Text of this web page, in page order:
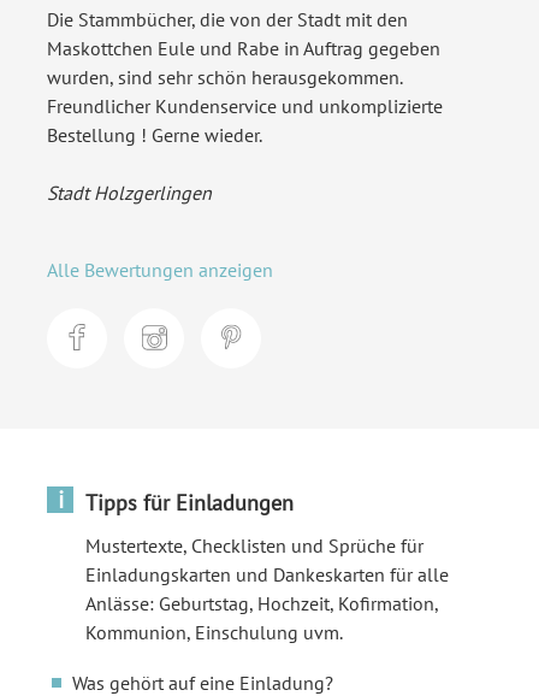
Die Stammbücher, die von der Stadt mit den
Maskottchen Eule und Rabe in Auftrag gegeben
wurden, sind sehr schön herausgekommen.
Freundlicher Kundenservice und unkomplizierte
Bestellung ! Gerne wieder.
Stadt Holzgerlingen
Alle Bewertungen anzeigen
i Tipps für Einladungen
Mustertexte, Checklisten und Sprüche für
Einladungskarten und Dankeskarten für alle
Anlässe: Geburtstag, Hochzeit, Kofirmation,
Kommunion, Einschulung uvm.
Was gehört auf eine Einladung?